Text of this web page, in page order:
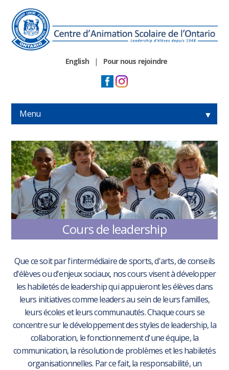
English | Pour nous rejoindre
Menu ▼
▼
▼
Cours de leadership
Que ce soit par l'intermédiaire de sports, d'arts, de conseils
d'élèves ou d'enjeux sociaux, nos cours visent à développer
les habiletés de leadership qui appuieront les élèves dans
leurs initiatives comme leaders au sein de leurs familles,
leurs écoles et leurs communautés. Chaque cours se
concentre sur le développement des styles de leadership, la
collaboration, le fonctionnement d'une équipe, la
communication, la résolution de problèmes et les habiletés
organisationnelles. Par ce fait, la responsabilité, un